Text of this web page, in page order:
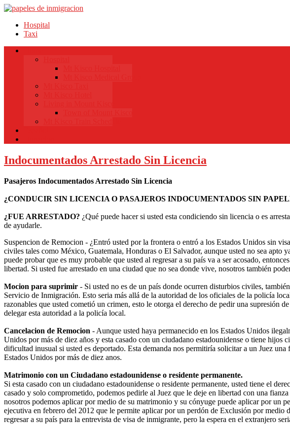
Hospital
Taxi
Indocumentados Arrestado Sin Licencia
Pasajeros Indocumentados Arrestado Sin Licencia
¿CONDUCIR SIN LICENCIA O PASAJEROS INDOCUMENTADOS SIN
¿FUE ARRESTADO? ¿Qué puede hacer si usted esta condiciendo sin licencia o es
de ayudarle.
Suspencion de Remocion - ¿Entró usted por la frontera o entró a los Estados Unidos sin
civiles tales como México, Guatemala, Honduras o El Salvador, aunque usted no sea apto
puede probar que es muy probable que usted al regresar a su país va a ser acosado,
libertad. Si usted fue arrestado en una ciudad que no sea donde vive, nosotros también
Mocion para suprimir - Si usted no es de un país donde ocurren disturbios civiles,
Servicio de Inmigración. Esto seria más allá de la autoridad de los oficiales de la policía
razonables que usted cometió un crimen, esto le otorga el derecho de pedir una
delegar esta autoridad a la policía local.
Cancelacion de Remocion - Aunque usted haya permanecido en los Estados Unidos
Unidos por más de diez años y esta casado con un ciudadano estadounidense o tiene
dificultad inusual si usted es deportado. Esta demanda nos permitiría solicitar a un Juez
Estados Unidos por más de diez anos.
Matrimonio con un Ciudadano estadounidense o residente permanente.
Si esta casado con un ciudadano estadounidense o residente permanente, usted tiene el
casado y solo comprometido, podemos pedirle al Juez que le deje en libertad con una
nosotros podemos aplicar por medio de su matrimonio y su cónyuge puede aplicar por un
ejecutiva en febrero del 2012 que le permite aplicar por un perdón de Exclusión por medio
regresar a su país para la entrevista de visa de inmigrante, pero la espera en el extranjero